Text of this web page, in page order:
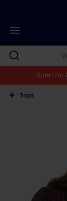
Sale | Nu
Tops